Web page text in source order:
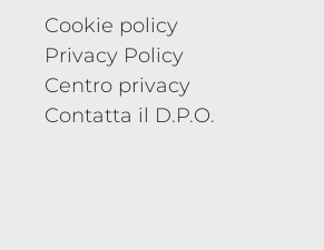
Cookie policy
Privacy Policy
Centro privacy
Contatta il D.P.O.